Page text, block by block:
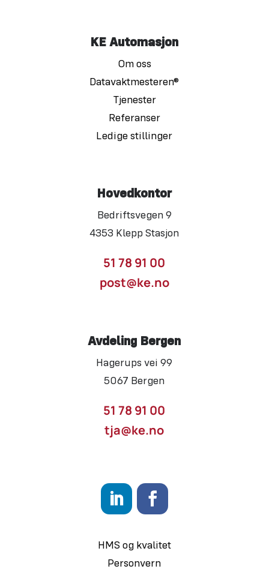
KE Automasjon
Om oss
Datavaktmesteren®
Tjenester
Referanser
Ledige stillinger
Hovedkontor
Bedriftsvegen 9
4353 Klepp Stasjon
51 78 91 00
post@ke.no
Avdeling Bergen
Hagerups vei 99
5067 Bergen
51 78 91 00
tja@ke.no
HMS og kvalitet
Personvern